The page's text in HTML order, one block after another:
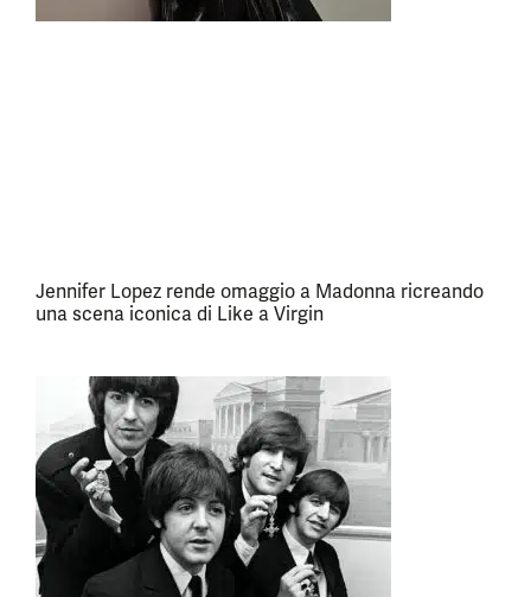
Jennifer Lopez rende omaggio a Madonna ricreando
una scena iconica di Like a Virgin